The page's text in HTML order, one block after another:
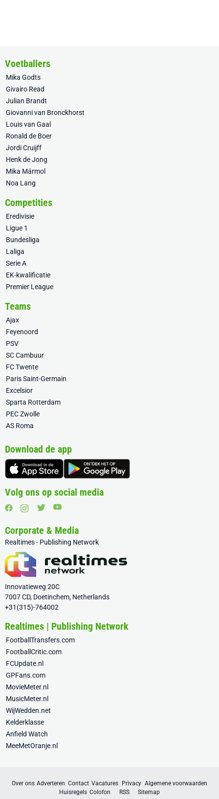
Voetballers
Mika Godts
Givairo Read
Julian Brandt
Giovanni van Bronckhorst
Louis van Gaal
Ronald de Boer
Jordi Cruijff
Henk de Jong
Mika Mármol
Noa Lang
Competities
Eredivisie
Ligue 1
Bundesliga
Laliga
Serie A
EK-kwalificatie
Premier League
Teams
Ajax
Feyenoord
PSV
SC Cambuur
FC Twente
Paris Saint-Germain
Excelsior
Sparta Rotterdam
PEC Zwolle
AS Roma
Download de app
Volg ons op social media
Corporate & Media
Realtimes - Publishing Network
Innovatieweg 20C
7007 CD, Doetinchem, Netherlands
+31(315)-764002
Realtimes | Publishing Network
FootballTransfers.com
FootballCritic.com
FCUpdate.nl
GPFans.com
MovieMeter.nl
MusicMeter.nl
WijWedden.net
Kelderklasse
Anfield Watch
MeeMetOranje.nl
Over ons Adverteren Contact Vacatures Privacy Algemene voorwaarden
Huisregels Colofon RSS Sitemap